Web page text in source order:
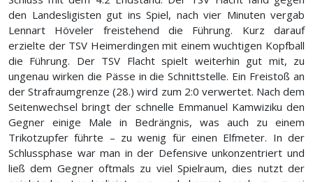
den Landesligisten gut ins Spiel, nach vier Minuten vergab
Lennart Höveler freistehend die Führung. Kurz darauf
erzielte der TSV Heimerdingen mit einem wuchtigen Kopfball
die Führung. Der TSV Flacht spielt weiterhin gut mit, zu
ungenau wirken die Pässe in die Schnittstelle. Ein Freistoß an
der Strafraumgrenze (28.) wird zum 2:0 verwertet. Nach dem
Seitenwechsel bringt der schnelle Emmanuel Kamwiziku den
Gegner einige Male in Bedrängnis, was auch zu einem
Trikotzupfer führte – zu wenig für einen Elfmeter. In der
Schlussphase war man in der Defensive unkonzentriert und
ließ dem Gegner oftmals zu viel Spielraum, dies nutzt der